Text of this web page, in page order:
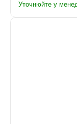
Уточнюйте у